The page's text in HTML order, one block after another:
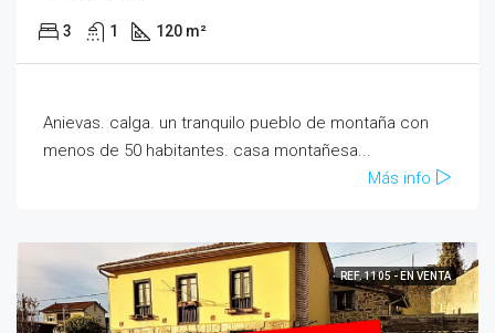
3 1 120 m²
Anievas. calga. un tranquilo pueblo de montaña con
menos de 50 habitantes. casa montañesa...
Más info
REF. 1105 - EN VENTA